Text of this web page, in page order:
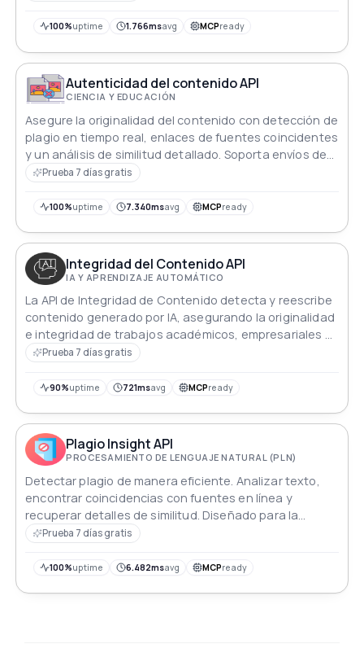
sirve como una herramienta útil para identificar
conducta.
100%uptime 1.766msavg MCPready
Autenticidad del contenido API
CIENCIA Y EDUCACIÓN
Asegure la originalidad del contenido con detección de
plagio en tiempo real, enlaces de fuentes coincidentes
y un análisis de similitud detallado. Soporta envíos de
texto extensos para uso académico, creativo y
Prueba 7 días gratis
100%uptime 7.340msavg MCPready
Integridad del Contenido API
IA Y APRENDIZAJE AUTOMÁTICO
La API de Integridad de Contenido detecta y reescribe
contenido generado por IA, asegurando la originalidad
e integridad de trabajos académicos, empresariales y
creativos.
Prueba 7 días gratis
90%uptime 721msavg MCPready
Plagio Insight API
PROCESAMIENTO DE LENGUAJE NATURAL (PLN)
Detectar plagio de manera eficiente. Analizar texto,
encontrar coincidencias con fuentes en línea y
recuperar detalles de similitud. Diseñado para la
verificación de originalidad en diversas industrias.
Prueba 7 días gratis
100%uptime 6.482msavg MCPready